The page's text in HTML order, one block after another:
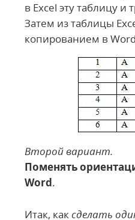
в Еxcel эту таблицу и
Затем из таблицы
копированием в
Второй вариант.
Поменять
Word.
Итак, каксделать